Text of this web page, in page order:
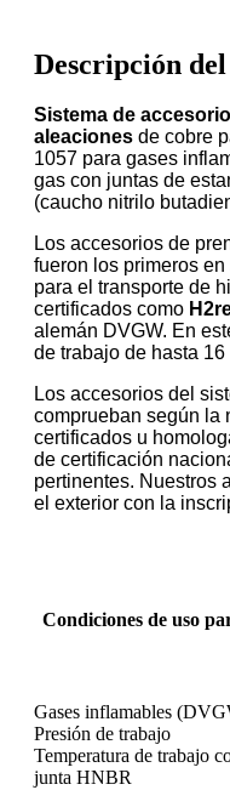
Descripción del
Sistema de
aleaciones de cobre
1057 para gases
gas con juntas de
(caucho nitrilo
Los accesorios de
fueron los primeros
para el transporte de
certificados como
alemán DVGW. En
de trabajo de hasta 16
Los accesorios del
comprueban según la
certificados u
de certificación
pertinentes. Nuestros
el exterior con la
Condiciones de uso
Gases inflamables
Presión de trabajo
Temperatura de trabajo
junta HNBR